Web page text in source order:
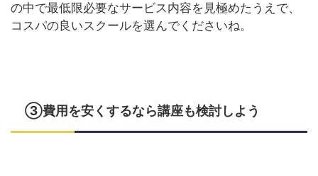
の中で最低限必要なサービス内容を見極めたうえで、
コスパの良いスクールを選んでくださいね。
③費用を安くするなら講座も検討しよう